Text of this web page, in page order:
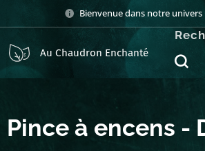
Bienvenue dans notre univers
Au Chaudron Enchanté
Pince à encens -